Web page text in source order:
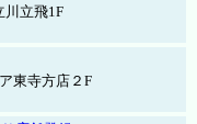
立飛1F
東寺方店２F